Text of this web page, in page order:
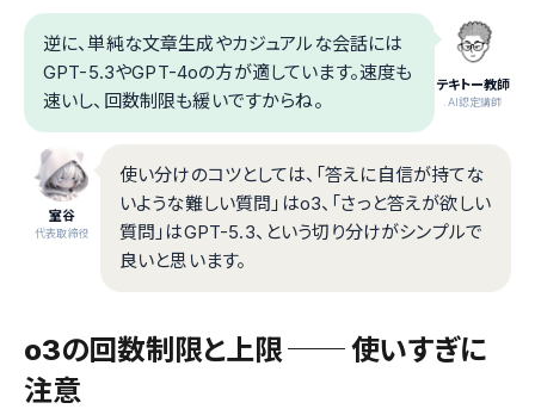
テキトー教師
.AI認定講師
逆に、単純な文章生成やカジュアルな会話には
GPT-5.3やGPT-4oの方が適しています。速度も
速いし、回数制限も緩いですからね。
室谷
代表取締役
使い分けのコツとしては、「答えに自信が持てな
いような難しい質問」はo3、「さっと答えが欲しい
質問」はGPT-5.3、という切り分けがシンプルで
良いと思います。
o3の回数制限と上限 ── 使いすぎに
注意